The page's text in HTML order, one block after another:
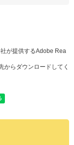
が提供するAdobe Rea
からダウンロードしてく